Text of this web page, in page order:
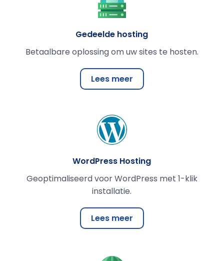
Gedeelde hosting
Betaalbare oplossing om uw sites te hosten.
Lees meer
WordPress Hosting
Geoptimaliseerd voor WordPress met 1-klik
installatie.
Lees meer